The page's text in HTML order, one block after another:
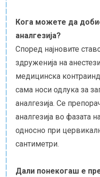
Кога можете да
аналгезија?
Според најновите
здруженија на
медицинска
сама носи одлука за
аналгезија. Се
аналгезија во фазата
односно при
сантиметри.
Дали понекогаш е